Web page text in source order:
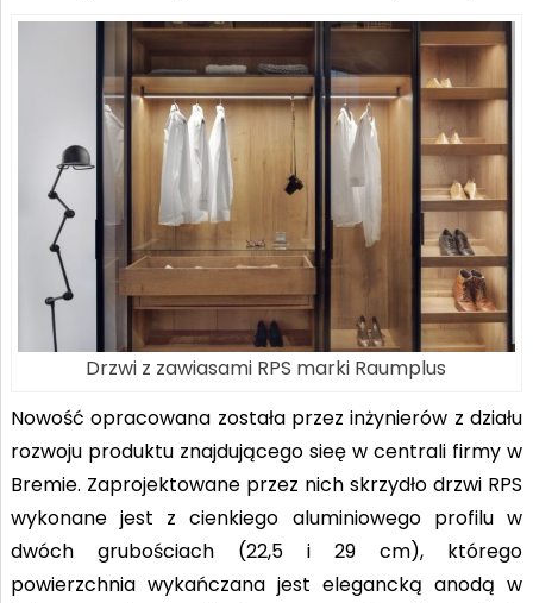
Drzwi z zawiasami RPS marki Raumplus
Nowość opracowana została przez inżynierów z działu
rozwoju produktu znajdującego sieę w centrali firmy w
Bremie. Zaprojektowane przez nich skrzydło drzwi RPS
wykonane jest z cienkiego aluminiowego profilu w
dwóch grubościach (22,5 i 29 cm), którego
powierzchnia wykańczana jest elegancką anodą w